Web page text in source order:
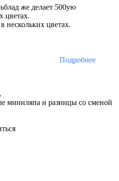
же делает 500ую
цветах.
нескольких цветах.
Подробнее
миниляпа и разницы со сменой